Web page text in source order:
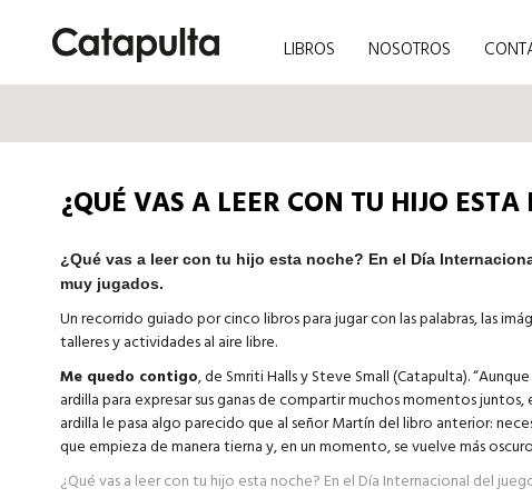
LIBROS NOSOTROS
¿QUÉ VAS A LEER CON TU HIJO ESTA
¿Qué vas a leer con tu hijo esta noche? En el Día
muy jugados.
Un recorrido guiado por cinco libros para jugar con las palabras, las
talleres y actividades al aire libre.
Me quedo contigo, de Smriti Halls y Steve Small (Catapulta).
ardilla para expresar sus ganas de compartir muchos momentos juntos,
ardilla le pasa algo parecido que al señor Martín del libro anterior:
que empieza de manera tierna y, en un momento, se vuelve más
¿Qué vas a leer con tu hijo esta noche? En el Día Internacional del